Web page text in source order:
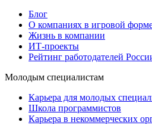
Блог
О компаниях в игровой
Жизнь в компании
ИТ-проекты
Рейтинг работодателей
Молодым специалистам
Карьера для молодых
Школа программистов
Карьера в некоммерческих